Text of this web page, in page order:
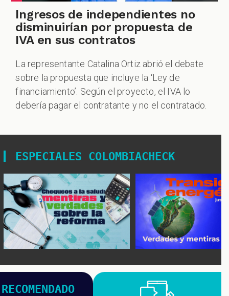
Ingresos de independientes no
disminuirían por propuesta de
IVA en sus contratos
La representante Catalina Ortiz abrió el debate
sobre la propuesta que incluye la ‘Ley de
financiamiento’. Según el proyecto, el IVA lo
debería pagar el contratante y no el contratado.
ESPECIALES COLOMBIACHECK
RECOMENDADO